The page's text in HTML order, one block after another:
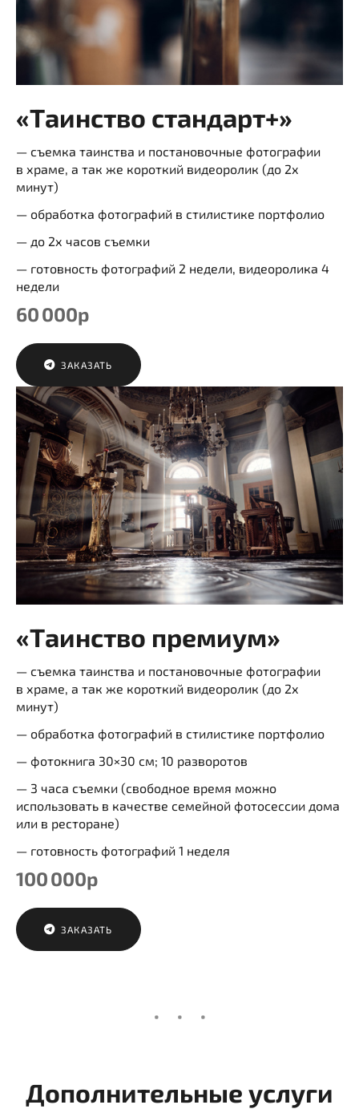
«Таинство стандарт+»
— съемка таинства и постановочные фотографии
в храме, а так же короткий видеоролик (до 2х
минут)
— обработка фотографий в стилистике портфолио
— до 2х часов съемки
— готовность фотографий 2 недели, видеоролика 4
недели
60 000р
ЗАКАЗАТЬ
«Таинство премиум»
— съемка таинства и постановочные фотографии
в храме, а так же короткий видеоролик (до 2х
минут)
— обработка фотографий в стилистике портфолио
— фотокнига 30×30 см; 10 разворотов
— 3 часа съемки (свободное время можно
использовать в качестве семейной фотосессии дома
или в ресторане)
— готовность фотографий 1 неделя
100 000р
ЗАКАЗАТЬ
Дополнительные услуги